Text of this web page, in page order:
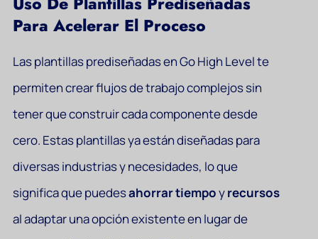
Para Acelerar El Proceso
Las plantillas prediseñadas en Go High Level te
permiten crear flujos de trabajo complejos sin
tener que construir cada componente desde
cero. Estas plantillas ya están diseñadas para
diversas industrias y necesidades, lo que
significa que puedesahorrar tiempoyrecursos
al adaptar una opción existente en lugar de